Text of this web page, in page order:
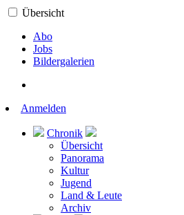
Übersicht
Abo
Jobs
Bildergalerien
Anmelden
Chronik
Übersicht
Panorama
Kultur
Jugend
Land & Leute
Archiv